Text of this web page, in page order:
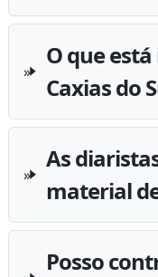
O que
Caxias do
As
material
Posso